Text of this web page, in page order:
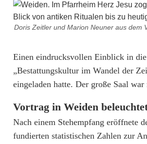
Doris Zeitler und Marion Neuner aus dem
Z
e
t
r
Einen eindrucksvollen Einblick in
„Bestattungskultur im Wandel der
eingeladen hatte. Der große Saal
Vortrag in Weiden
Nach einem Stehempfang eröffnete
fundierten statistischen Zahlen zur